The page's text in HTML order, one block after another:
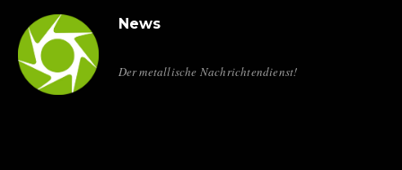
News
Der metallische Nachrichtendienst!